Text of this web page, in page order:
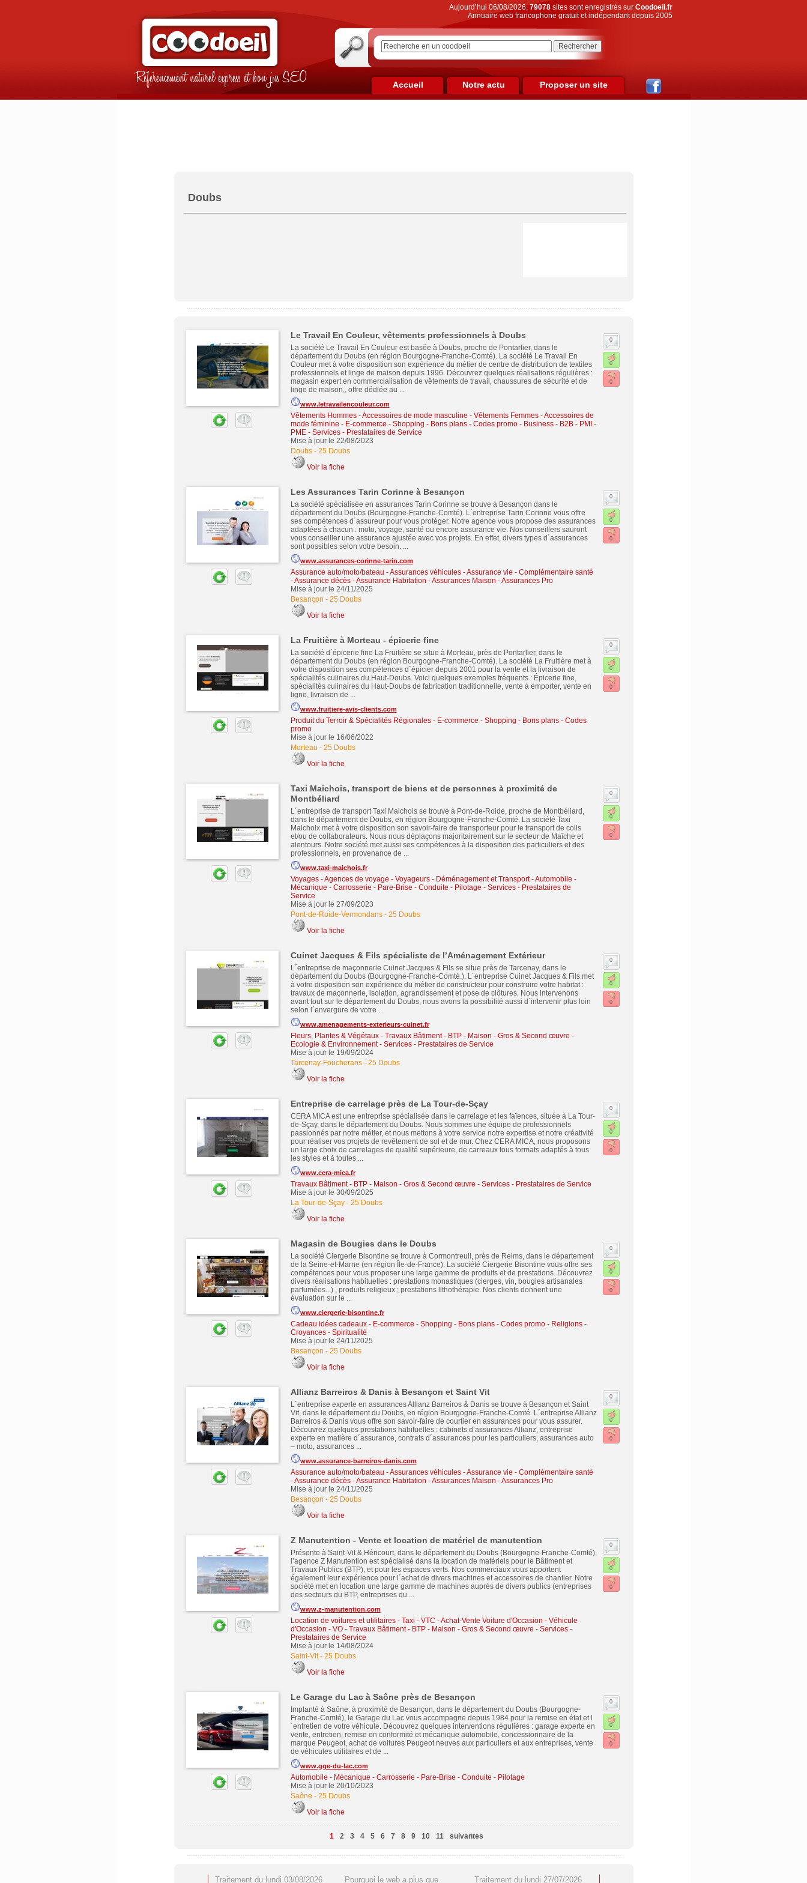
Référencement naturel express et bon jus SEO
Aujourd’hui 06/08/2026,79078sites sont enregistrés sur Coodoeil.fr
Annuaire web francophone gratuit et indépendant depuis 2005
Accueil Notre actu Proposer un site
Doubs
Le Travail En Couleur, vêtements professionnels à Doubs
La société Le Travail En Couleur est basée à Doubs, proche de Pontarlier, dans le
département du Doubs (en région Bourgogne-Franche-Comté). La société Le Travail En
Couleur met à votre disposition son expérience du métier de centre de distribution de textiles
professionnels et linge de maison depuis 1996. Découvrez quelques réalisations régulières :
magasin expert en commercialisation de vêtements de travail, chaussures de sécurité et de
linge de maison,, offre dédiée au ...
www.letravailencouleur.com
Vêtements Hommes - Accessoires de mode masculine - Vêtements Femmes - Accessoires de
mode féminine - E-commerce - Shopping - Bons plans - Codes promo- Business - B2B - PMI -
PME- Services - Prestataires de Service
Mise à jour le 22/08/2023
Doubs- 25 Doubs
Voir la fiche
0
0
0
Les Assurances Tarin Corinne à Besançon
La société spécialisée en assurances Tarin Corinne se trouve à Besançon dans le
département du Doubs (Bourgogne-Franche-Comté). L´entreprise Tarin Corinne vous offre
ses compétences d´assureur pour vous protéger. Notre agence vous propose des assurances
adaptées à chacun : moto, voyage, santé ou encore assurance vie. Nos conseillers sauront
vous conseiller une assurance ajustée avec vos projets. En effet, divers types d´assurances
sont possibles selon votre besoin. ...
www.assurances-corinne-tarin.com
Assurance auto/moto/bateau - Assurances véhicules-Assurance vie - Complémentaire santé
- Assurance décès-Assurance Habitation - Assurances Maison - Assurances Pro
Mise à jour le 24/11/2025
Besançon - 25 Doubs
Voir la fiche
0
0
0
La Fruitière à Morteau - épicerie fine
La société d´épicerie fine La Fruitière se situe à Morteau, près de Pontarlier, dans le
département du Doubs (en région Bourgogne-Franche-Comté). La société La Fruitière met à
votre disposition ses compétences d´épicier depuis 2001 pour la vente et la livraison de
spécialités culinaires du Haut-Doubs. Voici quelques exemples fréquents : Épicerie fine,
spécialités culinaires du Haut-Doubs de fabrication traditionnelle, vente à emporter, vente en
ligne, livraison de ...
www.fruitiere-avis-clients.com
Produit du Terroir & Spécialités Régionales- E-commerce - Shopping - Bons plans - Codes
promo
Mise à jour le 16/06/2022
Morteau - 25 Doubs
Voir la fiche
0
0
0
Taxi Maichois, transport de biens et de personnes à proximité de
Montbéliard
L´entreprise de transport Taxi Maichois se trouve à Pont-de-Roide, proche de Montbéliard,
dans le département de Doubs, en région Bourgogne-Franche-Comté. La société Taxi
Maichoix met à votre disposition son savoir-faire de transporteur pour le transport de colis
et/ou de collaborateurs. Nous nous déplaçons majoritairement sur le secteur de Maîche et
alentours. Notre société met aussi ses compétences à la disposition des particuliers et des
professionnels, en provenance de ...
www.taxi-maichois.fr
Voyages - Agences de voyage - Voyageurs- Déménagement et Transport-Automobile -
Mécanique - Carrosserie - Pare-Brise - Conduite - Pilotage - Services - Prestataires de
Service
Mise à jour le 27/09/2023
Pont-de-Roide-Vermondans- 25 Doubs
Voir la fiche
0
0
0
Cuinet Jacques & Fils spécialiste de l’Aménagement Extérieur
L´entreprise de maçonnerie Cuinet Jacques & Fils se situe près de Tarcenay, dans le
département du Doubs (Bourgogne-Franche-Comté.). L´entreprise Cuinet Jacques & Fils met
à votre disposition son expérience du métier de constructeur pour construire votre habitat :
travaux de maçonnerie, isolation, agrandissement et pose de clôtures. Nous intervenons
avant tout sur le département du Doubs, nous avons la possibilité aussi d´intervenir plus loin
selon l´envergure de votre ...
www.amenagements-exterieurs-cuinet.fr
Fleurs, Plantes & Végétaux- Travaux Bâtiment - BTP - Maison - Gros & Second œuvre -
Ecologie & Environnement- Services - Prestataires de Service
Mise à jour le 19/09/2024
Tarcenay-Foucherans- 25 Doubs
Voir la fiche
0
0
0
Entreprise de carrelage près de La Tour-de-Sçay
CERA MICA est une entreprise spécialisée dans le carrelage et les faïences, située à La Tour-
de-Sçay, dans le département du Doubs. Nous sommes une équipe de professionnels
passionnés par notre métier, et nous mettons à votre service notre expertise et notre créativité
pour réaliser vos projets de revêtement de sol et de mur. Chez CERA MICA, nous proposons
un large choix de carrelages de qualité supérieure, de carreaux tous formats adaptés à tous
les styles et à toutes ...
www.cera-mica.fr
Travaux Bâtiment - BTP - Maison - Gros & Second œuvre - Services - Prestataires de Service
Mise à jour le 30/09/2025
La Tour-de-Sçay- 25 Doubs
Voir la fiche
0
0
0
Magasin de Bougies dans le Doubs
La société Ciergerie Bisontine se trouve à Cormontreuil, près de Reims, dans le département
de la Seine-et-Marne (en région Île-de-France). La société Ciergerie Bisontine vous offre ses
compétences pour vous proposer une large gamme de produits et de prestations. Découvrez
divers réalisations habituelles : prestations monastiques (cierges, vin, bougies artisanales
parfumées...) , produits religieux ; prestations lithothérapie. Nos clients donnent une
évaluation sur le ...
www.ciergerie-bisontine.fr
Cadeau idées cadeaux- E-commerce - Shopping - Bons plans - Codes promo- Religions -
Croyances - Spiritualité
Mise à jour le 24/11/2025
Besançon - 25 Doubs
Voir la fiche
0
0
0
Allianz Barreiros & Danis à Besançon et Saint Vit
L´entreprise experte en assurances Allianz Barreiros & Danis se trouve à Besançon et Saint
Vit, dans le département du Doubs, en région Bourgogne-Franche-Comté. L´entreprise Allianz
Barreiros & Danis vous offre son savoir-faire de courtier en assurances pour vous assurer.
Découvrez quelques prestations habituelles : cabinets d’assurances Allianz, entreprise
experte en matière d´assurance, contrats d´assurances pour les particuliers, assurances auto
– moto, assurances ...
www.assurance-barreiros-danis.com
Assurance auto/moto/bateau - Assurances véhicules-Assurance vie - Complémentaire santé
- Assurance décès-Assurance Habitation - Assurances Maison - Assurances Pro
Mise à jour le 24/11/2025
Besançon - 25 Doubs
Voir la fiche
0
0
0
Z Manutention - Vente et location de matériel de manutention
Présente à Saint-Vit & Héricourt, dans le département du Doubs (Bourgogne-Franche-Comté),
l’agence Z Manutention est spécialisé dans la location de matériels pour le Bâtiment et
Travaux Publics (BTP), et pour les espaces verts. Nos commerciaux vous apportent
également leur expérience pour l´achat de divers machines et accessoires de chantier. Notre
société met en location une large gamme de machines auprès de divers publics (entreprises
des secteurs du BTP, entreprises du ...
www.z-manutention.com
Location de voitures et utilitaires - Taxi - VTC -Achat-Vente Voiture d'Occasion - Véhicule
d'Occasion - VO- Travaux Bâtiment - BTP - Maison - Gros & Second œuvre - Services -
Prestataires de Service
Mise à jour le 14/08/2024
Saint-Vit- 25 Doubs
Voir la fiche
0
0
0
Le Garage du Lac à Saône près de Besançon
Implanté à Saône, à proximité de Besançon, dans le département du Doubs (Bourgogne-
Franche-Comté), le Garage du Lac vous accompagne depuis 1984 pour la remise en état et l
´entretien de votre véhicule. Découvrez quelques interventions régulières : garage experte en
vente, entretien, remise en conformité et mécanique automobile, concessionnaire de la
marque Peugeot, achat de voitures Peugeot neuves aux particuliers et aux entreprises, vente
de véhicules utilitaires et de ...
www.gge-du-lac.com
Automobile - Mécanique - Carrosserie - Pare-Brise - Conduite - Pilotage
Mise à jour le 20/10/2023
Saône - 25 Doubs
Voir la fiche
0
0
0
1 2 3 4 5 6 7 8 9 10 11 suivantes
Traitement du lundi 03/08/2026
Pourquoi le web a plus que
Traitement du lundi 27/07/2026